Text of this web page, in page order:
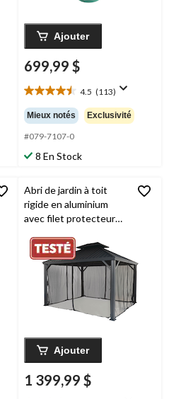
Ajouter
699,99 $
4.5 (113)
4.5
étoile(s)
sur
5.
113
évaluations
Mieux notés Exclusivité
#079-7107-0
8 En Stock
Abri de jardin à toit
rigide en aluminium
avec filet protecteur
extérieur et patio,
toute saison, noir, 10 x
Ajouter
1 399,99 $